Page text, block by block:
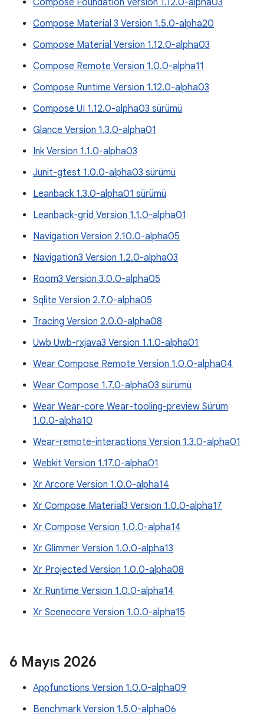
Compose Foundation Version 1.12.0-alpha03
Compose Material 3 Version 1.5.0-alpha20
Compose Material Version 1.12.0-alpha03
Compose Remote Version 1.0.0-alpha11
Compose Runtime Version 1.12.0-alpha03
Compose UI 1.12.0-alpha03 sürümü
Glance Version 1.3.0-alpha01
Ink Version 1.1.0-alpha03
Junit-gtest 1.0.0-alpha03 sürümü
Leanback 1.3.0-alpha01 sürümü
Leanback-grid Version 1.1.0-alpha01
Navigation Version 2.10.0-alpha05
Navigation3 Version 1.2.0-alpha03
Room3 Version 3.0.0-alpha05
Sqlite Version 2.7.0-alpha05
Tracing Version 2.0.0-alpha08
Uwb Uwb-rxjava3 Version 1.1.0-alpha01
Wear Compose Remote Version 1.0.0-alpha04
Wear Compose 1.7.0-alpha03 sürümü
Wear Wear-core Wear-tooling-preview Sürüm
1.0.0-alpha10
Wear-remote-interactions Version 1.3.0-alpha01
Webkit Version 1.17.0-alpha01
Xr Arcore Version 1.0.0-alpha14
Xr Compose Material3 Version 1.0.0-alpha17
Xr Compose Version 1.0.0-alpha14
Xr Glimmer Version 1.0.0-alpha13
Xr Projected Version 1.0.0-alpha08
Xr Runtime Version 1.0.0-alpha14
Xr Scenecore Version 1.0.0-alpha15
6 Mayıs 2026
Appfunctions Version 1.0.0-alpha09
Benchmark Version 1.5.0-alpha06